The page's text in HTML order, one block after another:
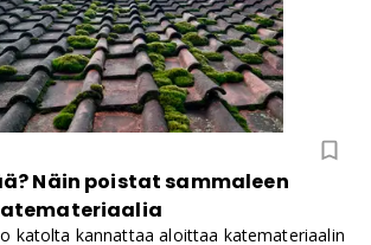
Näin poistat sammaleen
katolta kannattaa aloittaa katemateriaalin